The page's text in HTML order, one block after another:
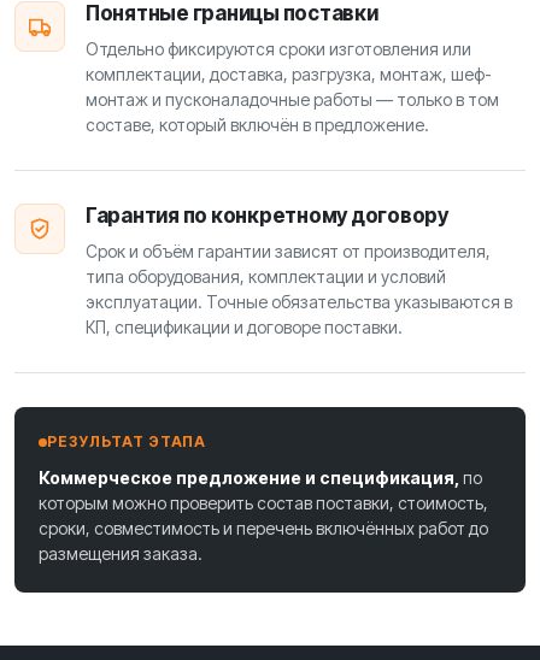
Понятные границы поставки
Отдельно фиксируются сроки изготовления или
комплектации, доставка, разгрузка, монтаж, шеф-
монтаж и пусконаладочные работы — только в том
составе, который включён в предложение.
Гарантия по конкретному договору
Срок и объём гарантии зависят от производителя,
типа оборудования, комплектации и условий
эксплуатации. Точные обязательства указываются в
КП, спецификации и договоре поставки.
РЕЗУЛЬТАТ ЭТАПА
Коммерческое предложение и спецификация, по
которым можно проверить состав поставки, стоимость,
сроки, совместимость и перечень включённых работ до
размещения заказа.